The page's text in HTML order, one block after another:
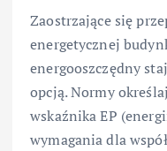
Zaostrzające się
energetycznej
energooszczędny
opcją. Normy
wskaźnika EP
wymagania dla